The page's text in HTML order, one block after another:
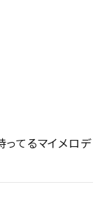
ってるマイメロデ